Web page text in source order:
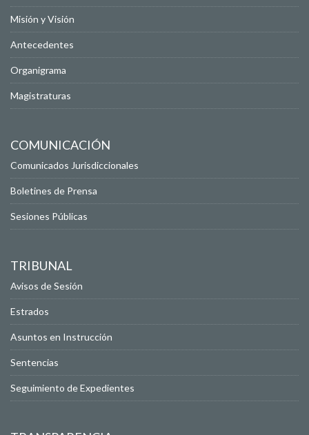
Misión y Visión
Antecedentes
Organigrama
Magistraturas
COMUNICACIÓN
Comunicados Jurisdiccionales
Boletines de Prensa
Sesiones Públicas
TRIBUNAL
Avisos de Sesión
Estrados
Asuntos en Instrucción
Sentencias
Seguimiento de Expedientes